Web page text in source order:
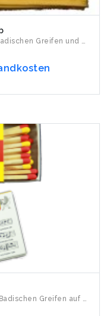
Hochwertiges Handtuch mit unseren badischen Greifen und dem ...
Streichholzschachtel "Baden" mit den Badischen Greifen auf d...